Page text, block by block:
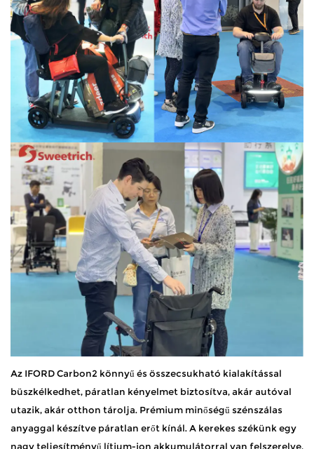
Az IFORD Carbon2 könnyű és összecsukható kialakítással
büszkélkedhet, páratlan kényelmet biztosítva, akár autóval
utazik, akár otthon tárolja. Prémium minőségű szénszálas
anyaggal készítve páratlan erőt kínál. A kerekes székünk egy
nagy teljesítményű lítium-ion akkumulátorral van felszerelve,